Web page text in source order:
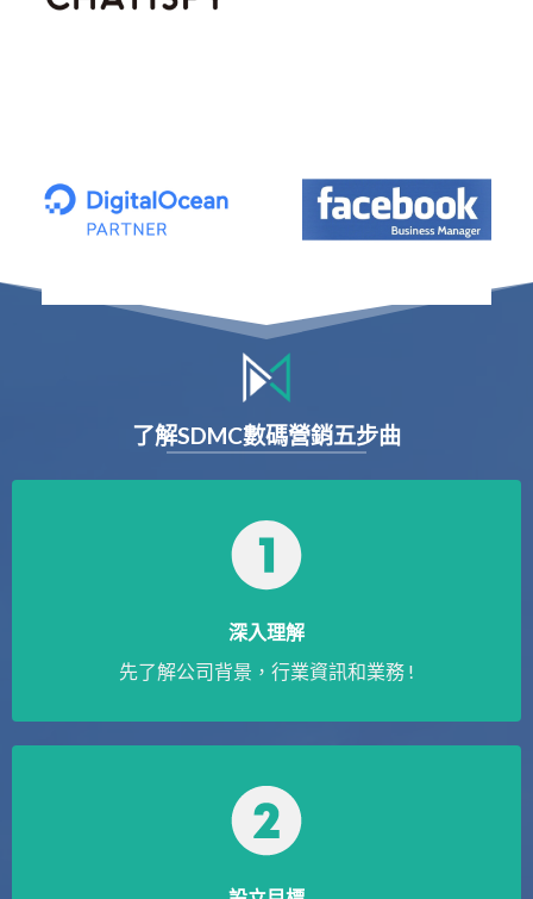
了解SDMC數碼營銷五步曲
深入理解